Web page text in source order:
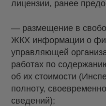
лицензии, ранее
— размещение в
ЖКХ информации о
управляющей
работах по
об их стоимости
полноту,
сведений);